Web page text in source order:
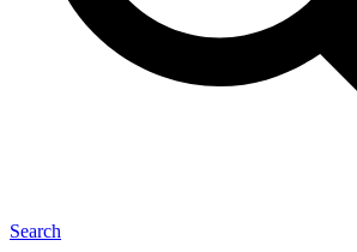
Search